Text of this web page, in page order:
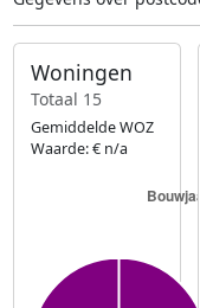
Woningen
Totaal 15
Gemiddelde WOZ
Waarde: € n/a